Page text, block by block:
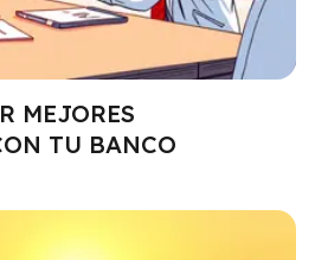
MEJORES
TU BANCO